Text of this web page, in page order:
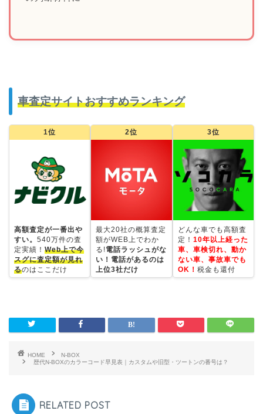
車査定サイトおすすめランキング
1位
高額査定が一番出や
すい。 540万件の査
定実績！ Web上で今
スグに査定額が見れ
るのはここだけ
2位
最大20社の概算査定
額がWEB上でわか
る!電話ラッシュがな
い！電話があるのは
上位3社だけ
3位
どんな車でも高額査
定！ 10年以上経った
車、車検切れ、動か
ない車、事故車でも
OK！ 税金も還付
HOME
N-BOX
歴代N-BOXのカラーコード早見表｜カスタムや旧型・ツートンの番号は？
RELATED POST